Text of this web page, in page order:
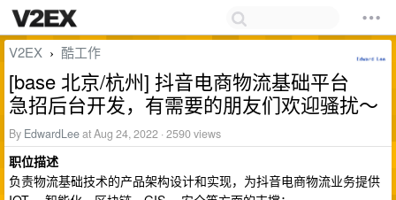
V2EX › 酷工作
[base 北京/杭州] 抖音电商物流基础平台
急招后台开发，有需要的朋友们欢迎骚扰～
By EdwardLeeat Aug 24, 2022 · 2590 views
职位描述
负责物流基础技术的产品架构设计和实现，为抖音电商物流业务提供